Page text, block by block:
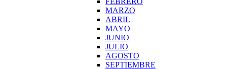
MARZO
ABRIL
MAYO
JUNIO
JULIO
AGOSTO
SEPTIEMBRE